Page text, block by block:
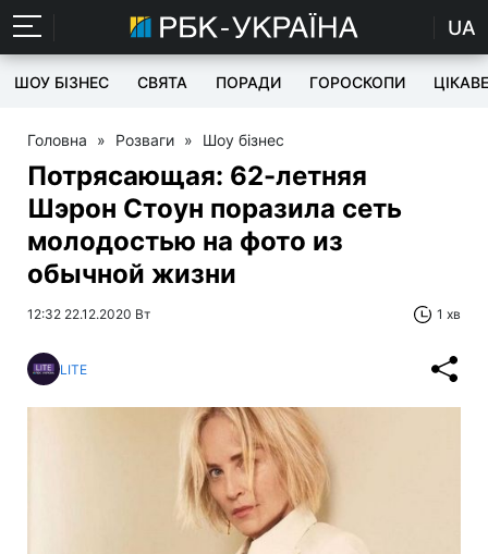
UA
ШОУ БІЗНЕС СВЯТА ПОРАДИ ГОРОСКОПИ ЦІКАВЕ
Головна » Розваги » Шоу бізнес
Потрясающая: 62-летняя
Шэрон Стоун поразила сеть
молодостью на фото из
обычной жизни
12:32 22.12.2020 Вт 1 хв
LITE